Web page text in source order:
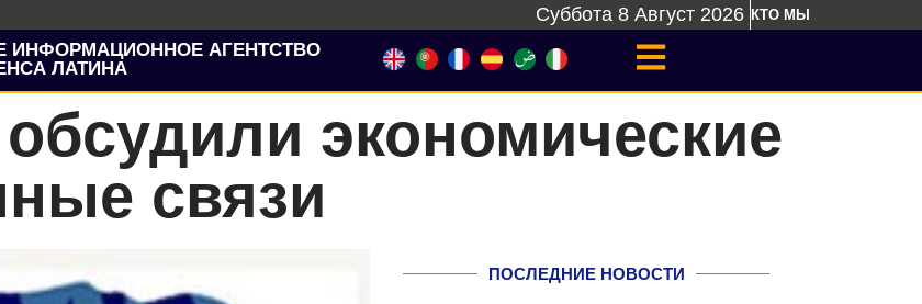
Суббота 8 Август 2026 КТО МЫ
ИНФОРМАЦИОННОЕ АГЕНТСТВО
ЛАТИНА
экономические
связи
ПОСЛЕДНИЕ НОВОСТИ